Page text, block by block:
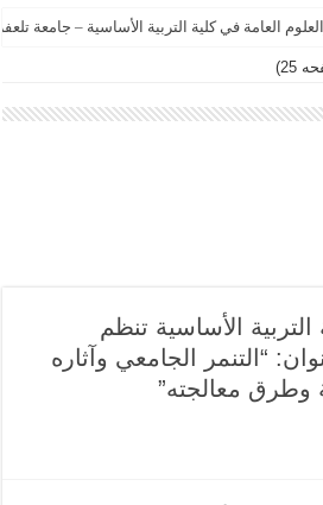
العامة في كلية التربية الأساسية – جامعة تلعفر للعام
25)
الأساسية تنظم
“التنمر الجامعي وآثاره
وطرق معالجته”